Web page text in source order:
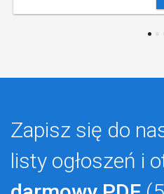
Zapisz się do
listy ogłoszeń i